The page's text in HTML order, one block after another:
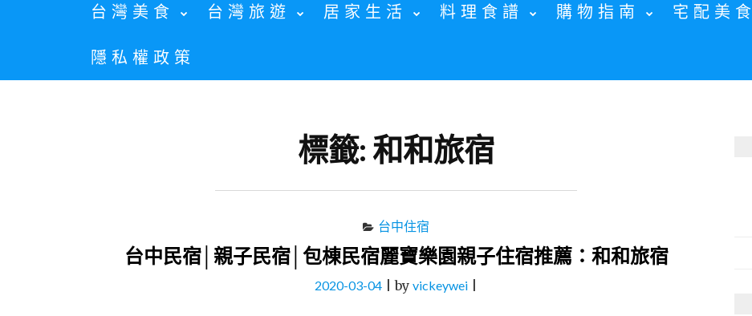
台灣美食 台灣旅遊 居家生活 料理食譜 購物指南 宅配美食
隱私權政策
標籤: 和和旅宿
台中住宿
台中民宿│親子民宿│包棟民宿麗寶樂園親子住宿推薦：和和旅宿
2020-03-04 |by vickeywei